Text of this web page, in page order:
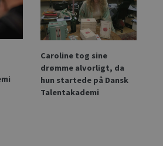
Caroline tog sine
drømme alvorligt, da
hun startede på Dansk
Talentakademi